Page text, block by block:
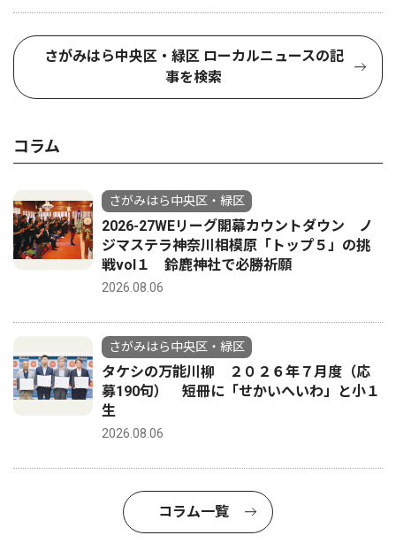
さがみはら中央区・緑区 ローカルニュースの記
事を検索
コラム
さがみはら中央区・緑区
2026-27WEリーグ開幕カウントダウン ノ
ジマステラ神奈川相模原「トップ５」の挑
戦vol１ 鈴鹿神社で必勝祈願
2026.08.06
さがみはら中央区・緑区
タケシの万能川柳 ２０２６年７月度（応
募190句） 短冊に「せかいへいわ」と小１
生
2026.08.06
コラム一覧